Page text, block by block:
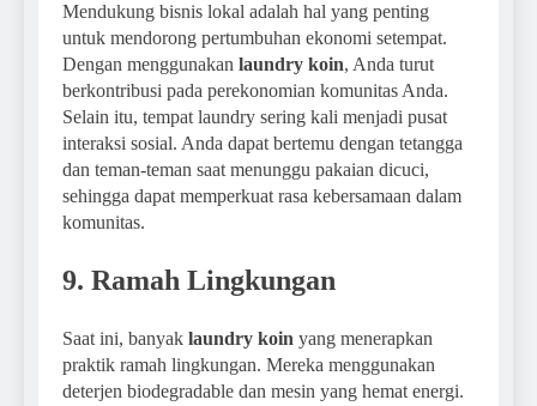
Mendukung bisnis lokal adalah hal yang penting
untuk mendorong pertumbuhan ekonomi setempat.
Dengan menggunakan laundry koin, Anda turut
berkontribusi pada perekonomian komunitas Anda.
Selain itu, tempat laundry sering kali menjadi pusat
interaksi sosial. Anda dapat bertemu dengan tetangga
dan teman-teman saat menunggu pakaian dicuci,
sehingga dapat memperkuat rasa kebersamaan dalam
komunitas.
9. Ramah Lingkungan
Saat ini, banyak laundry koin yang menerapkan
praktik ramah lingkungan. Mereka menggunakan
deterjen biodegradable dan mesin yang hemat energi.